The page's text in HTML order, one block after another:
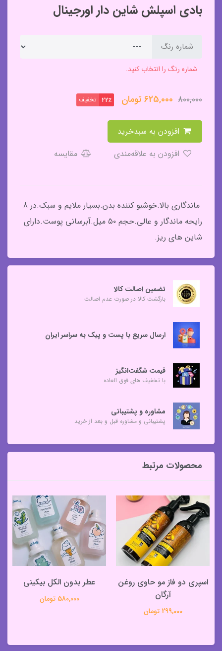
بادی اسپلش شاین دار اورجینال
شماره رنگ
شماره رنگ را انتخاب کنید.
800,000
625,000تومان 22٪ تخفیف
مقایسه
ماندگاری بالا.خوشبو کننده بدن.بسیار ملایم و سبک.در 8
رایحه ماندگار و عالی.حجم ۵۰ میل.آبرسانی پوست.دارای
شاین های ریز.
تضمین اصالت کالا
بازگشت کالا در صورت عدم اصالت
ارسال سریع با پست و پیک به سراسر ایران
قیمت شگفت‌انگیز
با تخفیف های فوق العاده
مشاوره و پشتیبانی
پشتیبانی و مشاوره قبل و بعد از خرید
محصولات مرتبط
اسپری دو فاز مو حاوی روغن
آرگان
299,000 تومان
عطر بدون الکل بیکینی
580,000 تومان